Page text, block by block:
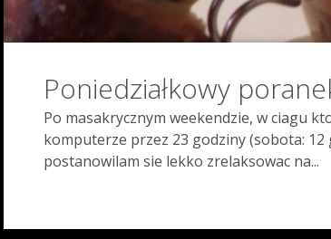
Poniedziałkowy
Po masakrycznym weekendzie, w ciagu
komputerze przez 23 godziny (sobota: 12
postanowilam sie lekko zrelaksowac na...